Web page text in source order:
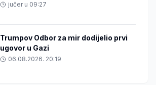
jučer u 09:27
Trumpov Odbor za mir dodijelio prvi
ugovor u Gazi
06.08.2026. 20:19